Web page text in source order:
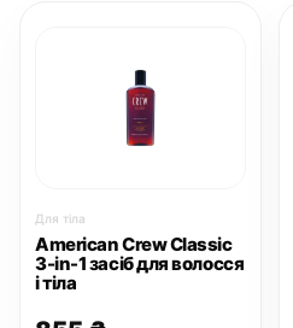
Для тіла
American Crew Classic
3-in-1 засіб для волосся
і тіла